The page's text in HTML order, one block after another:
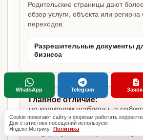
Родительские страницы дают
обзор услуги, объекта или
переходов.
Разрешительные документы
бизнеса
Главное отличие:
не копируем шаблоны, а
комплект под производство
полуфабрикатов,
Cookie помогают сайту и формам работать
Для статистики посещений используем
Яндекс.Метрику. Политика
WhatsApp Telegram